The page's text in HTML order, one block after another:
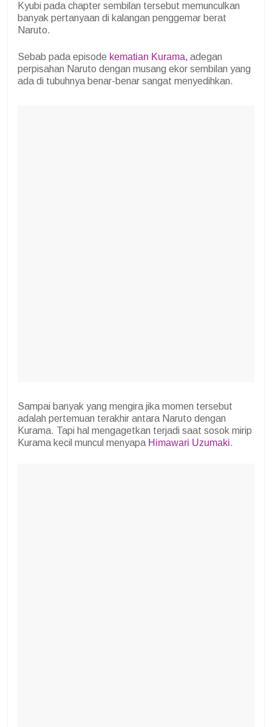
Kyubi pada chapter sembilan tersebut memunculkan
banyak pertanyaan di kalangan penggemar berat
Naruto.
Sebab pada episode kematian Kurama, adegan
perpisahan Naruto dengan musang ekor sembilan yang
ada di tubuhnya benar-benar sangat menyedihkan.
Sampai banyak yang mengira jika momen tersebut
adalah pertemuan terakhir antara Naruto dengan
Kurama. Tapi hal mengagetkan terjadi saat sosok mirip
Kurama kecil muncul menyapa Himawari Uzumaki.